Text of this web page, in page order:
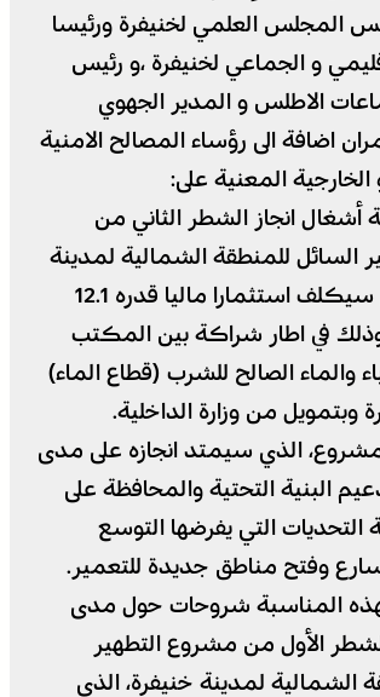
المجلس العلمي لخنيفرة ورئيسا
و الجماعي لخنيفرة ،و رئيس
الاطلس و المدير الجهوي
اضافة الى رؤساء المصالح الامنية
المعنية على:
أشغال انجاز الشطر الثاني من
السائل للمنطقة الشمالية لمدينة
خنيفرة، والذي سيكلف استثمارا ماليا قدره 12.1
في اطار شراكة بين المكتب
والماء الصالح للشرب (قطاع الماء)
وبتمويل من وزارة الداخلية.
الذي سيمتد انجازه على مدى
تدعيم البنية التحتية والمحافظة على
التحديات التي يفرضها التوسع
وفتح مناطق جديدة للتعمير.
المناسبة شروحات حول مدى
الأول من مشروع التطهير
الشمالية لمدينة خنيفرة، الذي